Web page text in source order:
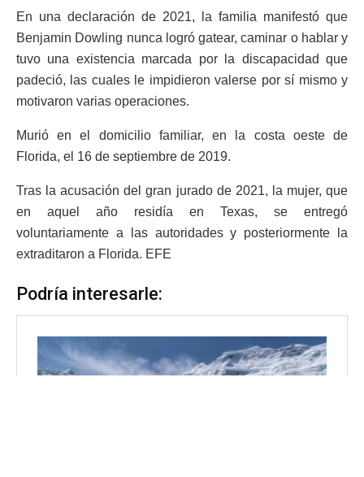
En una declaración de 2021, la familia manifestó que
Benjamin Dowling nunca logró gatear, caminar o hablar y
tuvo una existencia marcada por la discapacidad que
padeció, las cuales le impidieron valerse por sí mismo y
motivaron varias operaciones.
Murió en el domicilio familiar, en la costa oeste de
Florida, el 16 de septiembre de 2019.
Tras la acusación del gran jurado de 2021, la mujer, que
en aquel año residía en Texas, se entregó
voluntariamente a las autoridades y posteriormente la
extraditaron a Florida. EFE
Podría interesarle: